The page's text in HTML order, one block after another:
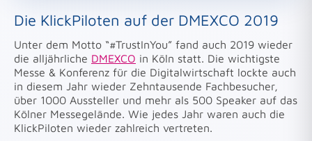
Die KlickPiloten auf der DMEXCO 2019
Unter dem Motto “#TrustInYou” fand auch 2019 wieder
die alljährliche DMEXCO in Köln statt. Die wichtigste
Messe & Konferenz für die Digitalwirtschaft lockte auch
in diesem Jahr wieder Zehntausende Fachbesucher,
über 1000 Aussteller und mehr als 500 Speaker auf das
Kölner Messegelände. Wie jedes Jahr waren auch die
KlickPiloten wieder zahlreich vertreten.